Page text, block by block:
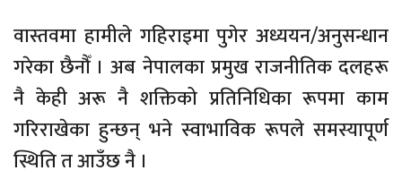
वास्तवमा हामीले गहिराइमा पुगेर अध्ययन/अनुसन्धान
गरेका छैनौँ । अब नेपालका प्रमुख राजनीतिक दलहरू
नै केही अरू नै शक्तिको प्रतिनिधिका रूपमा काम
गरिराखेका हुन्छन् भने स्वाभाविक रूपले समस्यापूर्ण
स्थिति त आउँछ नै ।